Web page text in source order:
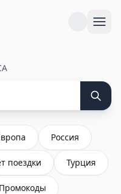
Россия
поездки Турция
Промокоды